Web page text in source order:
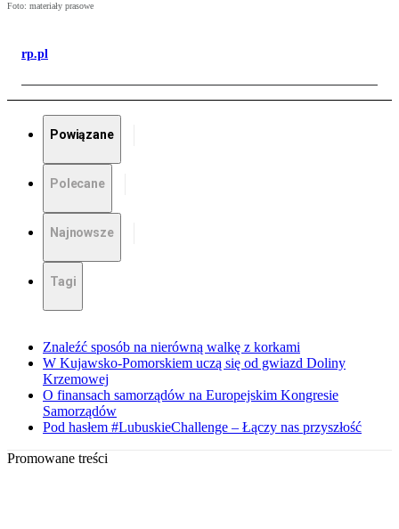
Foto: materiały prasowe
rp.pl
Powiązane
Polecane
Najnowsze
Tagi
Znaleźć sposób na nierówną walkę z korkami
W Kujawsko-Pomorskiem uczą się od gwiazd Doliny
Krzemowej
O finansach samorządów na Europejskim Kongresie
Samorządów
Pod hasłem #LubuskieChallenge – Łączy nas przyszłość
Promowane treści